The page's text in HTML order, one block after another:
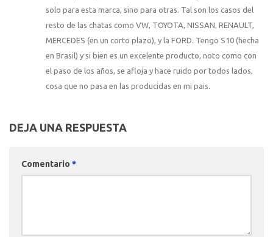
solo para esta marca, sino para otras. Tal son los casos del
resto de las chatas como VW, TOYOTA, NISSAN, RENAULT,
MERCEDES (en un corto plazo), y la FORD. Tengo S10 (hecha
en Brasil) y si bien es un excelente producto, noto como con
el paso de los años, se afloja y hace ruido por todos lados,
cosa que no pasa en las producidas en mi pais.
DEJA UNA RESPUESTA
Comentario *